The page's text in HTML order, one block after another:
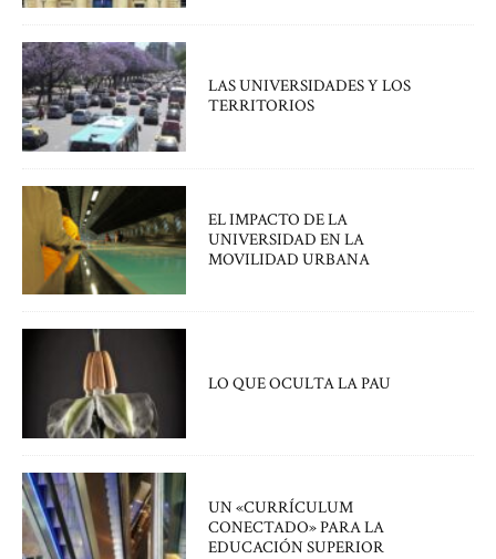
LAS UNIVERSIDADES Y LOS
TERRITORIOS
EL IMPACTO DE LA
UNIVERSIDAD EN LA
MOVILIDAD URBANA
LO QUE OCULTA LA PAU
UN «CURRÍCULUM
CONECTADO» PARA LA
EDUCACIÓN SUPERIOR